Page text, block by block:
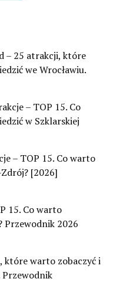
– 25 atrakcji, które
we Wrocławiu.
– TOP 15. Co
w Szklarskiej
– TOP 15. Co warto
[2026]
15. Co warto
Przewodnik 2026
które warto zobaczyć i
Przewodnik